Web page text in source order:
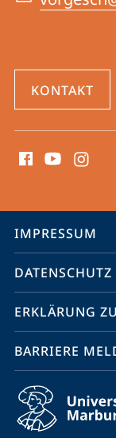
KONTAKT
Media
Service-
Navigation
IMPRESSUM
DATENSCHUTZ
ERKLÄRUNG
BARRIERE